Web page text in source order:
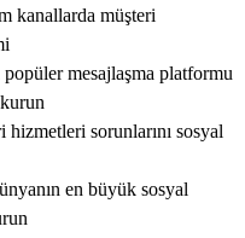
kanallarda müşteri
mesajlaşma platformu
hizmetleri sorunlarını sosyal
en büyük sosyal